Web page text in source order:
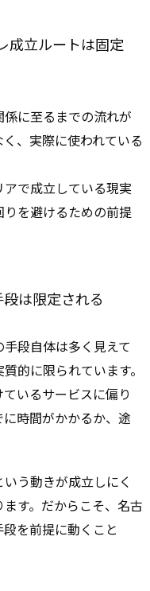
成立ルートは固定
に至るまでの流れが
、実際に使われている
で成立している現実
を避けるための前提
は限定される
段自体は多く見えて
的に限られています。
いるサービスに偏り
時間がかかるか、途
う動きが成立しにく
す。だからこそ、名古
を前提に動くこと